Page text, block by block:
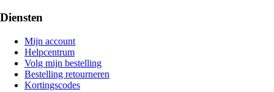
Diensten
Mijn account
Helpcentrum
Volg mijn bestelling
Bestelling retourneren
Kortingscodes